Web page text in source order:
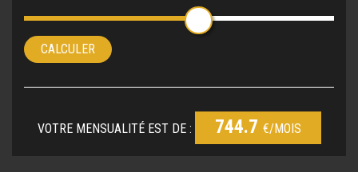
CALCULER
VOTRE MENSUALITÉ EST DE : 744.7 €/MOIS